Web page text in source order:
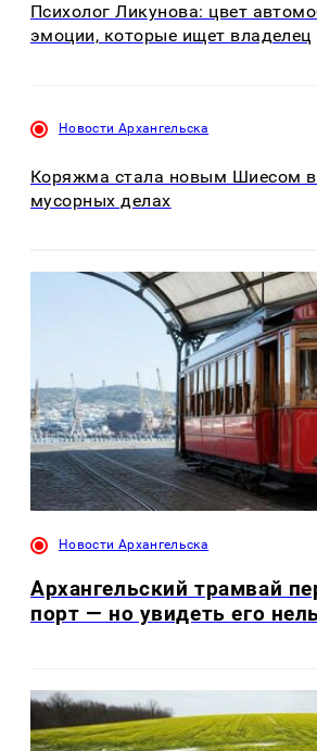
Психолог Ликунова: цвет
эмоции, которые ищет владелец
Новости Архангельска
Коряжма стала новым Шиесом в
мусорных делах
Новости Архангельска
Архангельский трамвай
порт — но увидеть его